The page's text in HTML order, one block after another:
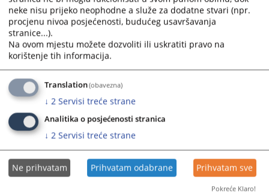
date.
Press
the
question
mark
key
get
the
keyboard
shortcuts
for
changing
dates.
date.
Press
question
mark
key
to
get
the
shortcuts
for
changing
dates.
Trenutno nema vijesti
neke nisu prijeko neophodne a služe za dodatne stvari (npr.
procjenu nivoa posjećenosti, budućeg usavršavanja
stranice...).
Na ovom mjestu možete dozvoliti ili uskratiti pravo na
korištenje tih informacija.
Translation(obavezna)
↓ 2 Servisi treće strane
Analitika o posjećenosti stranica
↓ 2 Servisi treće strane
Ne prihvatam Prihvatam odabrane Prihvatam sve
Pokreće Klaro!